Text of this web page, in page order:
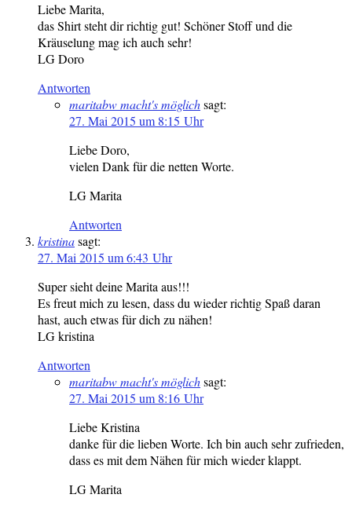
Liebe Marita,
das Shirt steht dir richtig gut! Schöner Stoff und die
Kräuselung mag ich auch sehr!
LG Doro
Antworten
maritabw macht's möglichsagt:
27. Mai 2015 um 8:15 Uhr
Liebe Doro,
vielen Dank für die netten Worte.
LG Marita
Antworten
kristinasagt:
27. Mai 2015 um 6:43 Uhr
Super sieht deine Marita aus!!!
Es freut mich zu lesen, dass du wieder richtig Spaß daran
hast, auch etwas für dich zu nähen!
LG kristina
Antworten
maritabw macht's möglichsagt:
27. Mai 2015 um 8:16 Uhr
Liebe Kristina
danke für die lieben Worte. Ich bin auch sehr zufrieden,
dass es mit dem Nähen für mich wieder klappt.
LG Marita